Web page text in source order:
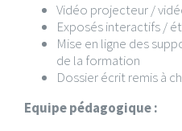
Vidéo projecteur /
Exposés interactifs /
Mise en ligne des
de la formation
Dossier écrit remis à
Equipe pédagogique :